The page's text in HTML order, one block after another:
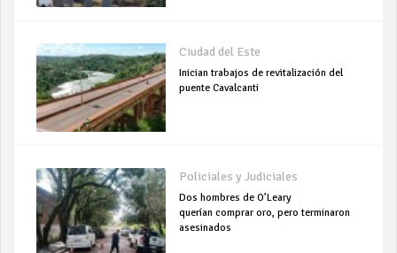
Ciudad del Este
Inician trabajos de revitalización del
puente Cavalcanti
Policiales y Judiciales
Dos hombres de O’Leary
querían comprar oro, pero terminaron
asesinados